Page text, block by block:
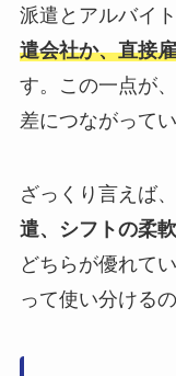
派遣とアルバイ
遣会社か、直接
す。この一点が
差につながってい
ざっくり言えば、
遣、シフトの柔
どちらが優れて
って使い分ける